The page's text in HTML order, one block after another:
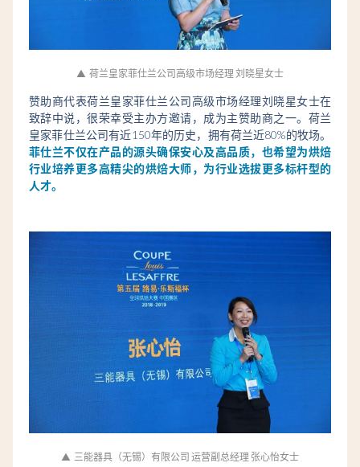
▲荷兰皇家菲仕兰公司高级市场经理 刘晓星女士
赞助商代表荷兰皇家菲仕兰公司高级市场经理刘晓星女士在
致辞中说，很荣幸受主办方邀请，成为主赞助商之一。荷兰
皇家菲仕兰公司有近150年的历史，拥有荷兰近80%的牧场。
菲仕兰不仅在产品的源头确保安心及高品质，也希望为烘焙
行业培养更多高精尖的烘焙大师，为行业选拔更多标杆型的
人才。
▲ 三能器具（无锡）有限公司 运营副总经理 张心怡女士